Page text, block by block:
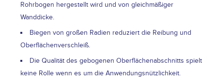
Rohrbogen hergestellt wird und von gleichmäßiger
Wanddicke.
Biegen von großen Radien reduziert die Reibung und
Oberflächenverschleiß.
Die Qualität des gebogenen Oberflächenabschnitts spielt
keine Rolle wenn es um die Anwendungsnützlichkeit.